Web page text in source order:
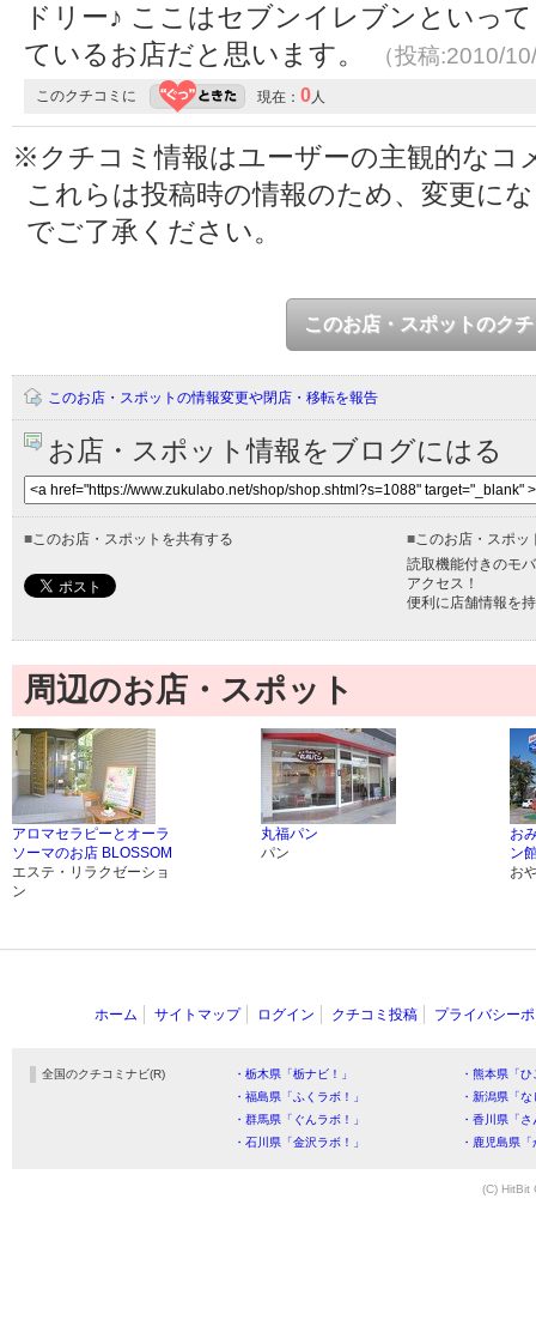
ドリー♪ ここはセブンイレブンといっ
ているお店だと思います。
（投稿:2010/
このクチコミに 現在： 0人
※クチコミ情報はユーザーの主観的なコ
これらは投稿時の情報のため、変更に
でご了承ください。
このお店・スポットのク
このお店・スポットの情報変更や閉店・移転を報告
お店・スポット情報をブログにはる
■このお店・スポットを共有する ■このお店・スポッ
読取機能付きのモ
アクセス！
便利に店舗情報を
周辺のお店・スポット
アロマセラピーとオーラ
ソーマのお店 BLOSSOM
エステ・リラクゼーショ
ン
丸福パン
パン
お
ン
お
ホーム サイトマップ ログイン クチコミ投稿 プライバシー
全国のクチコミナビ(R) ・栃木県「栃ナビ！」
・熊本県「
・福島県「ふくラボ！」
・新潟県「
・群馬県「ぐんラボ！」
・香川県「
・石川県「金沢ラボ！」
・鹿児島県
(C) HitBit